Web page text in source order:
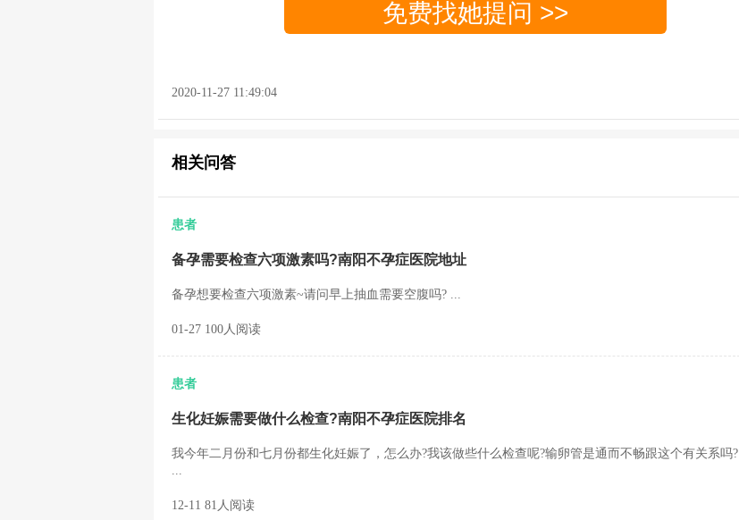
免费找她提问 >>
2020-11-27 11:49:04
相关问答
患者
备孕需要检查六项激素吗?南阳不孕症医院地址
备孕想要检查六项激素~请问早上抽血需要空腹吗? ...
01-27 100人阅读
患者
生化妊娠需要做什么检查?南阳不孕症医院排名
我今年二月份和七月份都生化妊娠了，怎么办?我该做些什么检查呢?输卵管是通而不畅跟这个有关系吗?
...
12-11 81人阅读